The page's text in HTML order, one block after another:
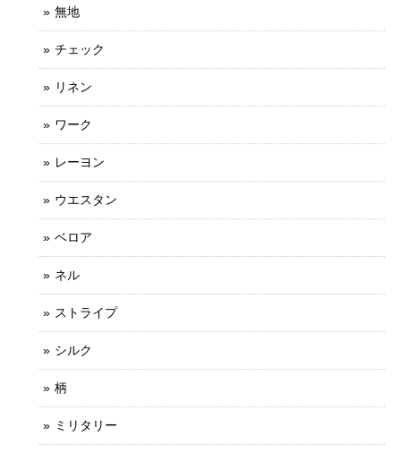
無地
チェック
リネン
ワーク
レーヨン
ウエスタン
ベロア
ネル
ストライプ
シルク
柄
ミリタリー